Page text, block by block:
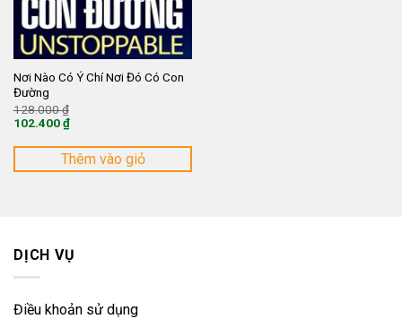
Nơi Nào Có Ý Chí Nơi Đó Có Con
Đường
128.000₫
128.000 ₫.
102.400₫
hiện
là:
Thêm vào giỏ
DỊCH VỤ
Điều khoản sử dụng